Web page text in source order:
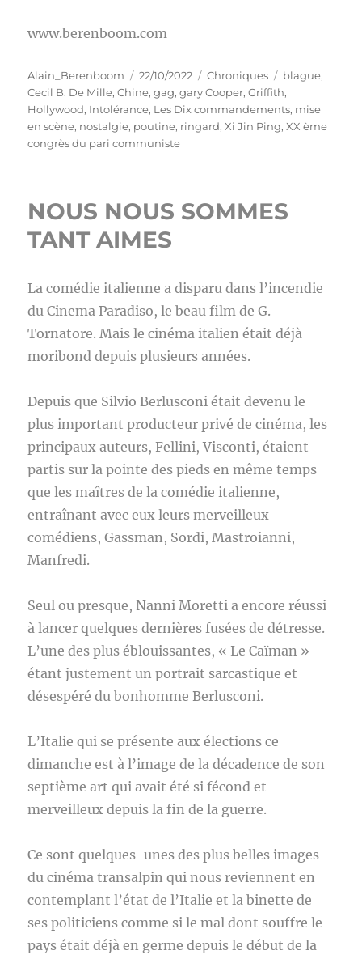
www.berenboom.com
Auteur
Alain_Berenboom
Publié
le
22/10/2022 Catégories
Chroniques Étiquettes
blague,
Cecil B. De Mille,Chine,gag,gary Cooper,Griffith,
Hollywood, Intolérance, Les Dix commandements, mise
en scène, nostalgie, poutine, ringard,Xi Jin Ping,XX ème
congrès du pari communiste
NOUS NOUS SOMMES
TANT AIMES
La comédie italienne a disparu dans l’incendie
du Cinema Paradiso, le beau film de G.
Tornatore. Mais le cinéma italien était déjà
moribond depuis plusieurs années.
Depuis que Silvio Berlusconi était devenu le
plus important producteur privé de cinéma, les
principaux auteurs, Fellini, Visconti, étaient
partis sur la pointe des pieds en même temps
que les maîtres de la comédie italienne,
entraînant avec eux leurs merveilleux
comédiens, Gassman, Sordi, Mastroianni,
Manfredi.
Seul ou presque, Nanni Moretti a encore réussi
à lancer quelques dernières fusées de détresse.
L’une des plus éblouissantes, « Le Caïman »
étant justement un portrait sarcastique et
désespéré du bonhomme Berlusconi.
L’Italie qui se présente aux élections ce
dimanche est à l’image de la décadence de son
septième art qui avait été si fécond et
merveilleux depuis la fin de la guerre.
Ce sont quelques-unes des plus belles images
du cinéma transalpin qui nous reviennent en
contemplant l’état de l’Italie et la binette de
ses politiciens comme si le mal dont souffre le
pays était déjà en germe depuis le début de la